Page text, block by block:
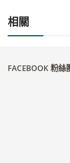
相關
FACEBOOK 粉絲